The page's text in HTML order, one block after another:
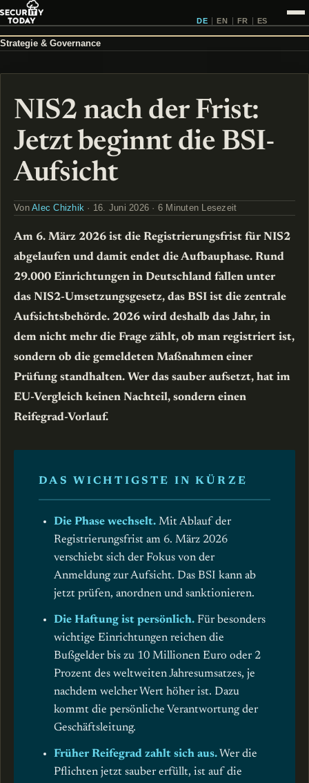
DE EN FR ES
Strategie & Governance
NIS2 nach der Frist:
Jetzt beginnt die BSI-
Aufsicht
VonAlec Chizhik · 16. Juni 2026 · 6 Minuten Lesezeit
Am 6. März 2026 ist die Registrierungsfrist für NIS2
abgelaufen und damit endet die Aufbauphase. Rund
29.000 Einrichtungen in Deutschland fallen unter
das NIS2-Umsetzungsgesetz, das BSI ist die zentrale
Aufsichtsbehörde. 2026 wird deshalb das Jahr, in
dem nicht mehr die Frage zählt, ob man registriert ist,
sondern ob die gemeldeten Maßnahmen einer
Prüfung standhalten. Wer das sauber aufsetzt, hat im
EU-Vergleich keinen Nachteil, sondern einen
Reifegrad-Vorlauf.
DAS WICHTIGSTE IN KÜRZE
Die Phase wechselt. Mit Ablauf der
Registrierungsfrist am 6. März 2026
verschiebt sich der Fokus von der
Anmeldung zur Aufsicht. Das BSI kann ab
jetzt prüfen, anordnen und sanktionieren.
Die Haftung ist persönlich. Für besonders
wichtige Einrichtungen reichen die
Bußgelder bis zu 10 Millionen Euro oder 2
Prozent des weltweiten Jahresumsatzes, je
nachdem welcher Wert höher ist. Dazu
kommt die persönliche Verantwortung der
Geschäftsleitung.
Früher Reifegrad zahlt sich aus. Wer die
Pflichten jetzt sauber erfüllt, ist auf die